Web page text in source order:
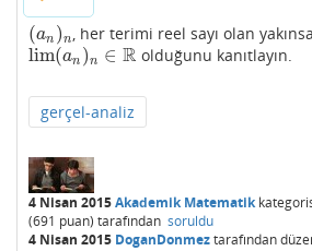
(an )n
(an)n , her terimi reel sayı olan
lim(an )n ∈ R
lim(an)n∈ R olduğunu kanıtlayın.
gerçel-analiz
4 Nisan 2015Akademik Matematik
(691 puan) tarafından soruldu
4 Nisan 2015 DoganDonmeztarafından